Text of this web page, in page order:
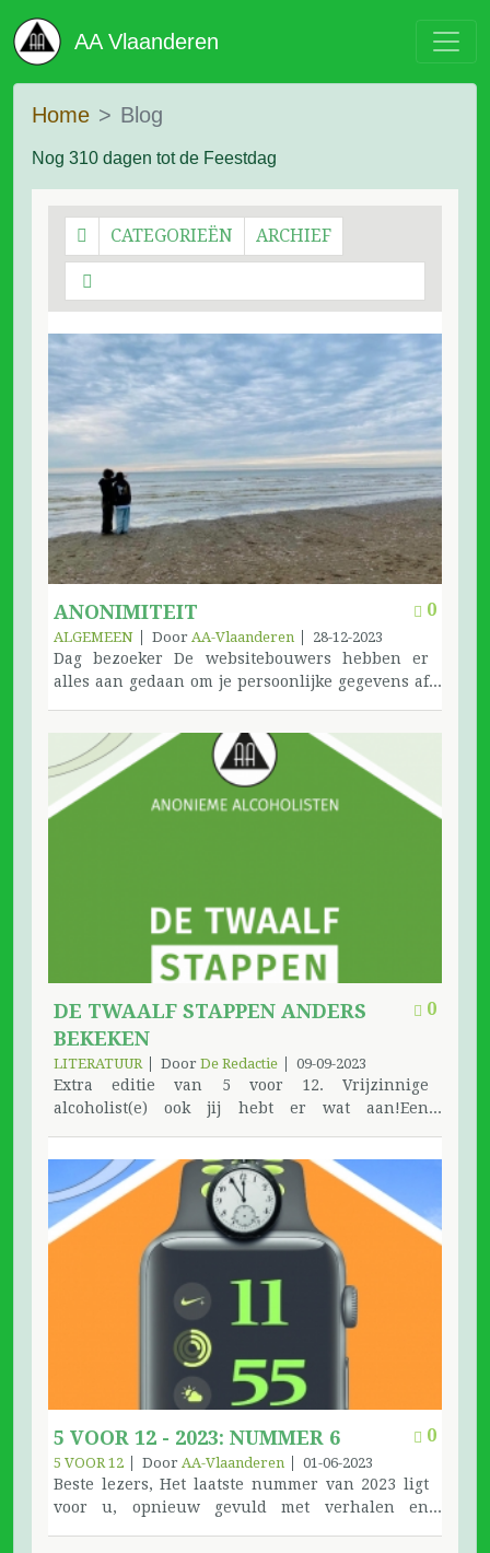
AA Vlaanderen
Home Blog
Nog 310 dagen tot de Feestdag
CATEGORIEËN ARCHIEF
0
ANONIMITEIT
ALGEMEEN Door AA-Vlaanderen 28-12-2023
Dag bezoeker De websitebouwers hebben er
alles aan gedaan om je persoonlijke gegevens af
bij een later bezoek aan te melden zonder
opnieuw uw gegevens te vragen. Op geen enkele
manier wordt de website gekoppeld aan sociale
media of bedrijven die data opslaan. We laten
natuurlijk geen controle op wat ze onthouden
hebben. Op al onze documentatie en in het boek
'Het onthouden waard' vind je QR-codes, ze zijn
de beste manier om je aan te melden en sla de
website op in je favorieten dan hoef je niet0
DE TWAALF STAPPEN ANDERS
BEKEKEN
LITERATUUR Door De Redactie 09-09-2023
Extra editie van 5 voor 12. Vrijzinnige
alcoholist(e) ook jij hebt er wat aan!Een
uitgegeven zijn. De uitgever is onbekend. De
brochure en kopies ervan zijn blijven
circuleren zonder ooit het ADC stempel te
krijgen. In de loop van 2020 - 2021 zijn de
stappen uit het boekje verschenen in 5 voor 12.
De bemerking werd gemaakt: "Iedereen heeft ze
toch al, is het dan niet beter er een deftige
brochure van te maken?" Door de ervaring met
de vorige 2 extra edities besloot men een derde
extra uitgave te publiceren. Het boekje werd in
de huisstijl gegoten en uitgebracht voor de
Feestdag van de Vlaamse AA in de provincie
Brabant in september 2023 (40 blz. 5€). De
oorspronkelijke teksten komen van Mireille,
meer er over in 'Het onthouden waard".
0
5 VOOR 12 - 2023: NUMMER 6
5 VOOR 12 Door AA-Vlaanderen 01-06-2023
Beste lezers, Het laatste nummer van 2023 ligt
voor u, opnieuw gevuld met verhalen en